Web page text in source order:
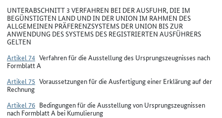
UNTERABSCHNITT 3 VERFAHREN BEI DER AUSFUHR, DIE IM
BEGÜNSTIGTEN LAND UND IN DER UNION IM RAHMEN DES
ALLGEMEINEN PRÄFERENZSYSTEMS DER UNION BIS ZUR
ANWENDUNG DES SYSTEMS DES REGISTRIERTEN AUSFÜHRERS
GELTEN
Artikel 74 Verfahren für die Ausstellung des Ursprungszeugnisses nach
Formblatt A
Artikel 75 Voraussetzungen für die Ausfertigung einer Erklärung auf der
Rechnung
Artikel 76 Bedingungen für die Ausstellung von Ursprungszeugnissen
nach Formblatt A bei Kumulierung